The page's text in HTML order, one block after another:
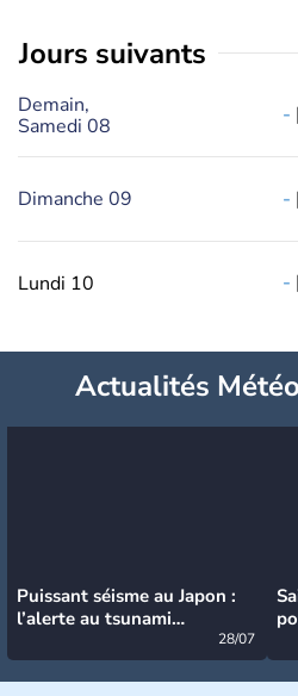
jours suivants
Demain,
Samedi 08
- |
Dimanche 09 - |
Lundi 10 - |
Actualités
Puissant séisme au Japon :
l’alerte au tsunami
28/07